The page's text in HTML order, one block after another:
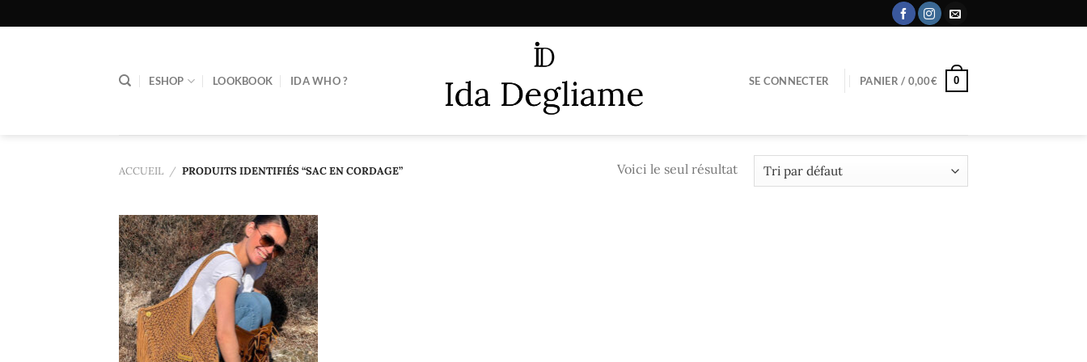
au
ESHOP LOOKBOOK IDA WHO ? SE CONNECTER PANIER / 0,00€ 0
ACCUEIL / PRODUITS IDENTIFIÉS “SAC EN CORDAGE” Voici le seul résultat